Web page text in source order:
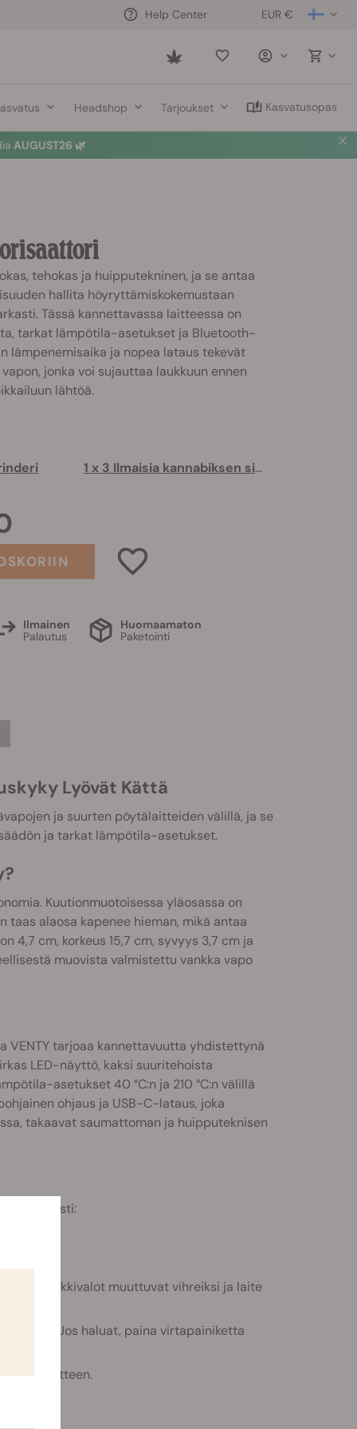
EUR €
Help Center
Saved
Headshop Tarjoukset Kasvatusopas
AUGUST26 🌿
tehokas ja huipputekninen, ja se antaa
hallita höyryttämiskokemustaan
Tässä kannettavassa laitteessa on
tarkat lämpötila-asetukset ja Bluetooth-
lämpenemisaika ja nopea lataus tekevät
jonka voi sujauttaa laukkuun ennen
lähtöä.
1 x 3 Ilmaisia kannabiksen siemeniä
Ilmainen
Palautus
Huomaamaton
Paketointi
Lyövät Kättä
ja suurten pöytälaitteiden välillä, ja se
ja tarkat lämpötila-asetukset.
Kuutionmuotoisessa yläosassa on
alaosa kapenee hieman, mikä antaa
4,7 cm, korkeus 15,7 cm, syvyys 3,7 cm ja
muovista valmistettu vankka vapo
VENTY tarjoaa kannettavuutta yhdistettynä
LED-näyttö, kaksi suuritehoista
asetukset 40 °C:n ja 210 °C:n välillä
ohjaus ja USB-C-lataus, joka
takaavat saumattoman ja huipputeknisen
seuraavasti:
LED-merkkivalot muuttuvat vihreiksi ja laite
Jos haluat, paina virtapainiketta
laitteen.